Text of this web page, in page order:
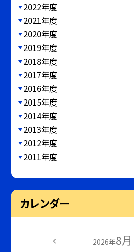
2022年度
2021年度
2020年度
2019年度
2018年度
2017年度
2016年度
2015年度
2014年度
2013年度
2012年度
2011年度
カレンダー
2026年8月